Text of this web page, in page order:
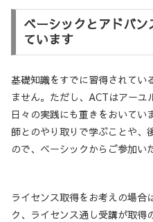
ベーシックとアドバ
ています
基礎知識をすでに習得されてい
ません。ただし、ACTはアーユ
日々の実践にも重きをおいてい
師とのやり取りで学ぶことや、
ので、ベーシックからご参加い
ライセンス取得をお考えの場合
ク、ライセンス通し受講が取得